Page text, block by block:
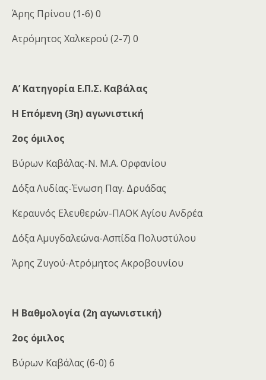
Άρης Πρίνου (1-6) 0
Ατρόμητος Χαλκερού (2-7) 0
Α’ Κατηγορία Ε.Π.Σ. Καβάλας
Η Επόμενη (3η) αγωνιστική
2ος όμιλος
Βύρων Καβάλας-Ν. Μ.Α. Ορφανίου
Δόξα Λυδίας-Ένωση Παγ. Δρυάδας
Κεραυνός Ελευθερών-ΠΑΟΚ Αγίου Ανδρέα
Δόξα Αμυγδαλεώνα-Ασπίδα Πολυστύλου
Άρης Ζυγού-Ατρόμητος Ακροβουνίου
Η Βαθμολογία (2η αγωνιστική)
2ος όμιλος
Βύρων Καβάλας (6-0) 6